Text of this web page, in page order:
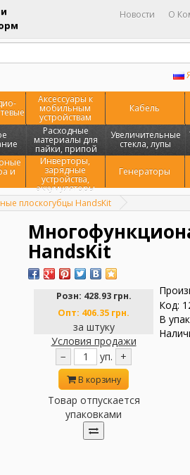
Новости О
Аксессуары к
мобильным
устройствам
Кабель
Расходные
материалы для
пайки, припой
Увеличительные
стекла, лупы
и
Инверторы,
зарядные
устройства,
аккумуляторы
Генераторы
плоскогубцы HandsKit
HandsKit
Розн: 428.93 грн.
Опт: 406.35 грн.
за штуку
Условия продажи
−
уп. +
В корзину
Товар отпускается
упаковками
Код:
В